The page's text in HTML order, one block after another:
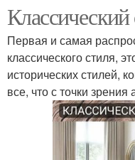
Классический
Первая и самая
классического стиля,
исторических стилей,
все, что с точки зрения